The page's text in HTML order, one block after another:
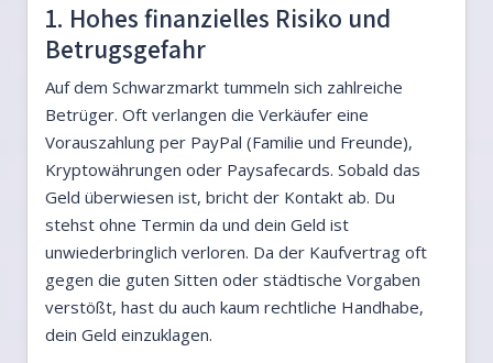
1. Hohes finanzielles Risiko und
Betrugsgefahr
Auf dem Schwarzmarkt tummeln sich zahlreiche
Betrüger. Oft verlangen die Verkäufer eine
Vorauszahlung per PayPal (Familie und Freunde),
Kryptowährungen oder Paysafecards. Sobald das
Geld überwiesen ist, bricht der Kontakt ab. Du
stehst ohne Termin da und dein Geld ist
unwiederbringlich verloren. Da der Kaufvertrag oft
gegen die guten Sitten oder städtische Vorgaben
verstößt, hast du auch kaum rechtliche Handhabe,
dein Geld einzuklagen.